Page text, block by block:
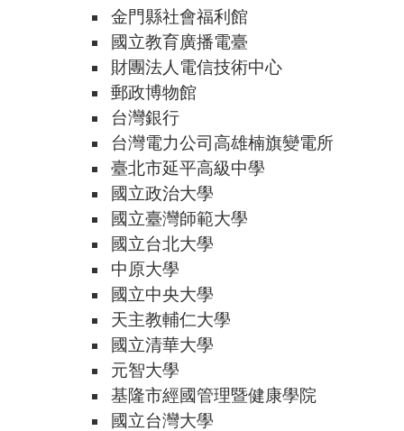
金門縣社會福利館
國立教育廣播電臺
財團法人電信技術中心
郵政博物館
台灣銀行
台灣電力公司高雄楠旗變電所
臺北市延平高級中學
國立政治大學
國立臺灣師範大學
國立台北大學
中原大學
國立中央大學
天主教輔仁大學
國立清華大學
元智大學
基隆市經國管理暨健康學院
國立台灣大學